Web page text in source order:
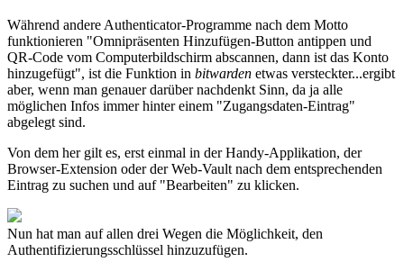
Während andere Authenticator-Programme nach dem Motto
funktionieren "Omnipräsenten Hinzufügen-Button antippen und
QR-Code vom Computerbildschirm abscannen, dann ist das Konto
hinzugefügt", ist die Funktion in bitwarden etwas versteckter...ergibt
aber, wenn man genauer darüber nachdenkt Sinn, da ja alle
möglichen Infos immer hinter einem "Zugangsdaten-Eintrag"
abgelegt sind.
Von dem her gilt es, erst einmal in der Handy-Applikation, der
Browser-Extension oder der Web-Vault nach dem entsprechenden
Eintrag zu suchen und auf "Bearbeiten" zu klicken.
Nun hat man auf allen drei Wegen die Möglichkeit, den
Authentifizierungsschlüssel hinzuzufügen.